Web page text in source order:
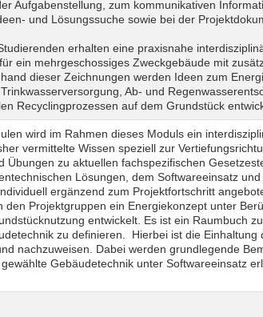
Aufgabenstellung, zum kommunikativen
und Lösungssuche sowie bei der
erhalten eine praxisnahe
ein mehrgeschossiges Zweckgebäude mit
dieser Zeichnungen werden Ideen zum
Ab- und
Recyclingprozessen auf dem Grundstück
wird im Rahmen dieses Moduls ein
vermittelte Wissen speziell zur
Übungen zu aktuellen fachspezifischen
Lösungen, dem Softwareeinsatz und
ergänzend zum Projektfortschritt
den Projektgruppen ein Energiekonzept unter
entwickelt. Es ist ein Raumbuch
zu definieren. Hierbei ist die Einhaltung
nachzuweisen. Dabei werden grundlegende
Gebäudetechnik unter Softwareeinsatz